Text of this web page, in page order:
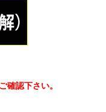
認下さい。